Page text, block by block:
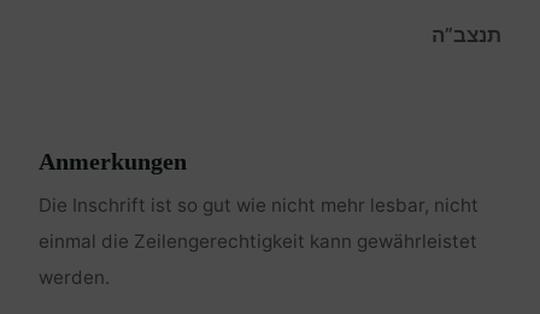
תנצב”ה
Anmerkungen
Die Inschrift ist so gut wie nicht mehr lesbar, nicht
einmal die Zeilengerechtigkeit kann gewährleistet
werden.